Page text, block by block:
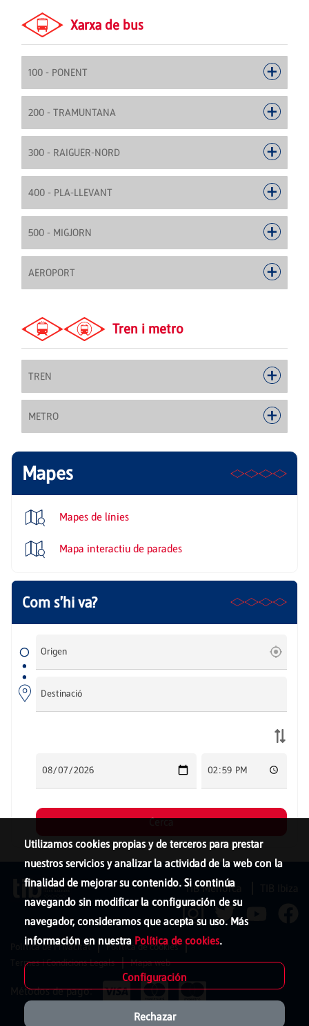
Xarxa de bus
100 - PONENT
200 - TRAMUNTANA
300 - RAIGUER-NORD
400 - PLA-LLEVANT
500 - MIGJORN
AEROPORT
Tren i metro
TREN
METRO
Mapes
Mapes de línies
Mapa interactiu de parades
Utilizamos cookies propias y de terceros para prestar
nuestros servicios y analizar la actividad de la web con la
finalidad de mejorar su contenido. Si continúa
navegando sin modificar la configuración de su
navegador, consideramos que acepta su uso. Más
información en nuestra Política de cookies.
Configuración
Rechazar
TIB Menorca
Política de Privacitat
Política de cookies
Termes i Condicions Legals
Mapa web
Métodos de pago: